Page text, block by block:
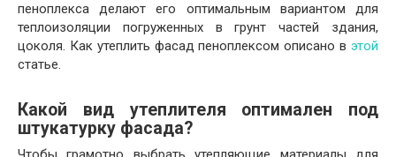
пеноплекса делают его оптимальным вариантом для
теплоизоляции погруженных в грунт частей здания,
цоколя. Как утеплить фасад пеноплексом описано в этой
статье.
Какой вид утеплителя оптимален под
штукатурку фасада?